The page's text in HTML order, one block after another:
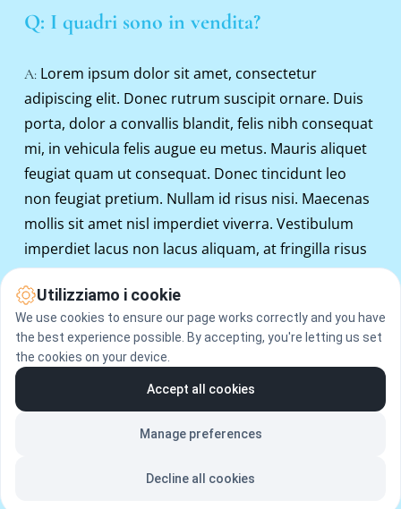
Q: I quadri sono in vendita?
A: Lorem ipsum dolor sit amet, consectetur
adipiscing elit. Donec rutrum suscipit ornare. Duis
porta, dolor a convallis blandit, felis nibh consequat
mi, in vehicula felis augue eu metus. Mauris aliquet
feugiat quam ut consequat. Donec tincidunt leo
non feugiat pretium. Nullam id risus nisi. Maecenas
mollis sit amet nisl imperdiet viverra. Vestibulum
imperdiet lacus non lacus aliquam, at fringilla risus
malesuada. Praesent at tincidunt nulla. Nulla purus
metus, porttitor vel venenatis quis, consectetur
eget orci. Nulla dapibus diam ut scelerisque
faucibus. Suspendisse sit amet ultricies erat. Nulla
ac justo quis quam viverra egestas. Donec ultricies
enim vitae elit tincidunt ultrices. Nam lacinia
placerat interdum.
Utilizziamo i cookie
We use cookies to ensure our page works correctly and you have
the best experience possible. By accepting, you're letting us set
the cookies on your device.
Decline all cookies
Manage preferences
Accept all cookies